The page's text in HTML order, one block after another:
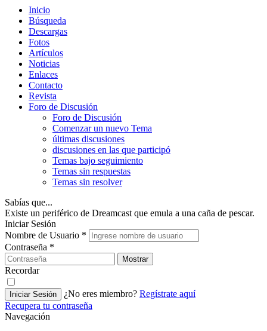
Inicio
Búsqueda
Descargas
Fotos
Artículos
Noticias
Enlaces
Contacto
Revista
Foro de Discusión
Foro de Discusión
Comenzar un nuevo Tema
últimas discusiones
discusiones en las que participó
Temas bajo seguimiento
Temas sin respuestas
Temas sin resolver
Sabías que...
Existe un periférico de Dreamcast que emula a una caña de pescar.
Iniciar Sesión
Nombre de Usuario *
Contraseña *
Mostrar
Recordar
Iniciar Sesión ¿No eres miembro? Regístrate aquí
Recupera tu contraseña
Navegación